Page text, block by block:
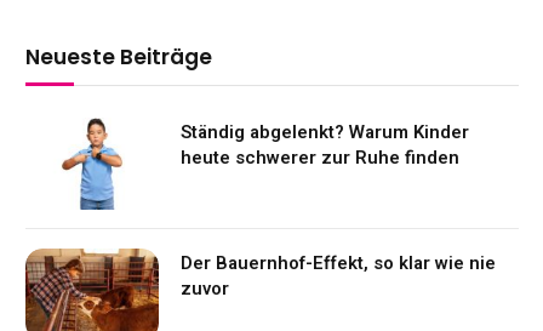
Neueste Beiträge
Ständig abgelenkt? Warum Kinder
heute schwerer zur Ruhe finden
Der Bauernhof-Effekt, so klar wie nie
zuvor